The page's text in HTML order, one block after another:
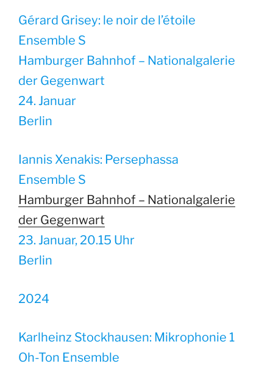
Gérard Grisey: le noir de l’étoile
Ensemble S
Hamburger Bahnhof – Nationalgalerie
der Gegenwart
24. Januar
Berlin
Iannis Xenakis: Persephassa
Ensemble S
Hamburger Bahnhof – Nationalgalerie
der Gegenwart
23. Januar, 20.15 Uhr
Berlin
2024
Karlheinz Stockhausen: Mikrophonie 1
Oh-Ton Ensemble